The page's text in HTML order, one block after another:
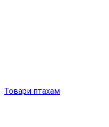
Товари птахам